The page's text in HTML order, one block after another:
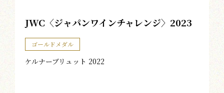
JWC〈ジャパンワインチャレンジ〉2023
ゴールドメダル
ケルナーブリュット 2022